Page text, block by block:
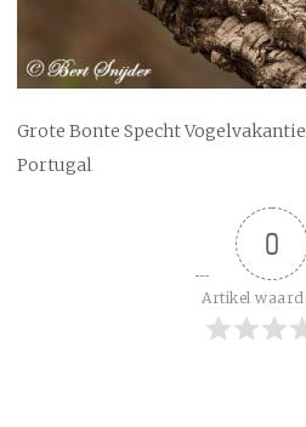
Grote Bonte Specht
Portugal
0
Artikel